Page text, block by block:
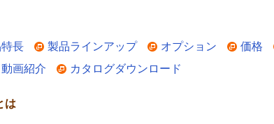
長 製品ラインアップ オプション 価格
動画紹介 カタログダウンロード
は